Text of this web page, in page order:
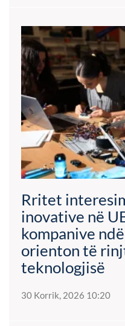
Rritet
inovative në
kompanive
orienton të
teknologjisë
30 Korrik, 2026 10:20